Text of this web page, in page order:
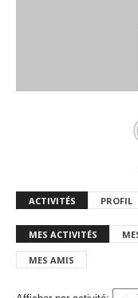
ACTIVITÉS PROFIL
MES ACTIVITÉS
MES AMIS